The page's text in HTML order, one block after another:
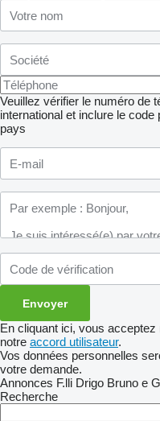
Veuillez vérifier le numéro de
international et inclure le code
pays
En cliquant ici, vous acceptez
notre accord utilisateur.
Vos données personnelles
votre demande.
Annonces F.lli Drigo Bruno e
Recherche